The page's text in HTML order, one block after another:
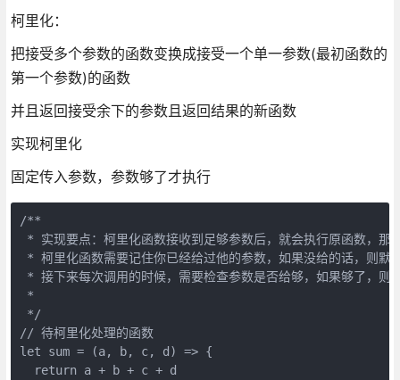
柯里化：
把接受多个参数的函数变换成接受一个单一参数(最初函数的
第一个参数)的函数
并且返回接受余下的参数且返回结果的新函数
实现柯里化
固定传入参数，参数够了才执行
/**
* 实现要点：柯里化函数接收到足够参数后，就会执行原函数，那
* 柯里化函数需要记住你已经给过他的参数，如果没给的话，则默
* 接下来每次调用的时候，需要检查参数是否给够，如果够了，
*
*/
// 待柯里化处理的函数
let sum = (a, b, c, d) => {
  return a + b + c + d